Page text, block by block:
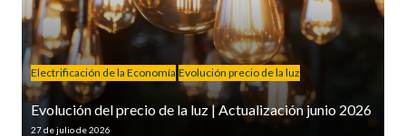
Electrificación de la Economía Evolución precio de la luz
Evolución del precio de la luz | Actualización junio 2026
27 de julio de 2026